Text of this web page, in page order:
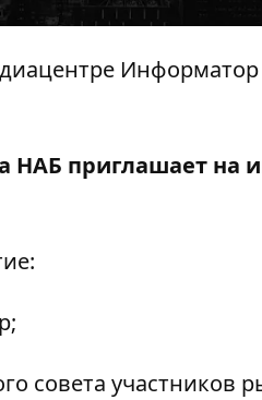
Информатор
приглашает на
совета